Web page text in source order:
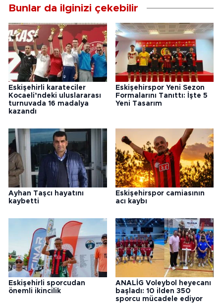
Bunlar da ilginizi çekebilir
Eskişehirli karateciler
Kocaeli’ndeki uluslararası
turnuvada 16 madalya
kazandı
Eskişehirspor Yeni Sezon
Formalarını Tanıttı: İşte 5
Yeni Tasarım
Ayhan Taşcı hayatını
kaybetti
Eskişehirspor camiasının
acı kaybı
Eskişehirli sporcudan
önemli ikincilik
ANALİG Voleybol heyecanı
başladı: 10 ilden 350
sporcu mücadele ediyor